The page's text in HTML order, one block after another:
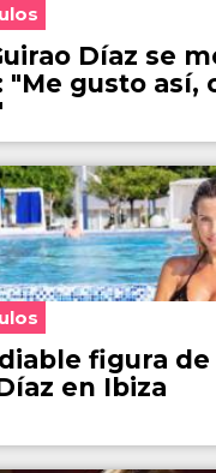
Díaz se
"Me gusto así,
figura de
en Ibiza